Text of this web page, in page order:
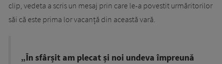
clip, vedeta a scris un mesaj prin care le-a povestit urmăritorilor
săi că este prima lor vacanță din această vară.
„În sfârșit am plecat și noi undeva împreună